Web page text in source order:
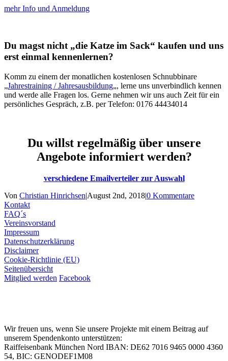
mehr Info und Anmeldung
Du magst nicht „die Katze im Sack“ kaufen und uns
erst einmal kennenlernen?
Komm zu einem der monatlichen kostenlosen Schnubbinare
„Jahrestraining / Jahresausbildung„, lerne uns unverbindlich kennen
und werde alle Fragen los. Gerne nehmen wir uns auch Zeit für ein
persönliches Gespräch, z.B. per Telefon: 0176 44434014
Du willst regelmäßig über unsere
Angebote informiert werden?
verschiedene Emailverteiler zur Auswahl
Von Christian Hinrichsen|August 2nd, 2018|0 Kommentare
Kontakt
FAQ´s
Vereinsvorstand
Impressum
Datenschutzerklärung
Disclaimer
Cookie-Richtlinie (EU)
Seitenübersicht
Mitglied werden Facebook
Wir freuen uns, wenn Sie unsere Projekte mit einem Beitrag auf
unserem Spendenkonto unterstützen:
Raiffeisenbank München Nord IBAN: DE62 7016 9465 0000 4360
54, BIC: GENODEF1M08